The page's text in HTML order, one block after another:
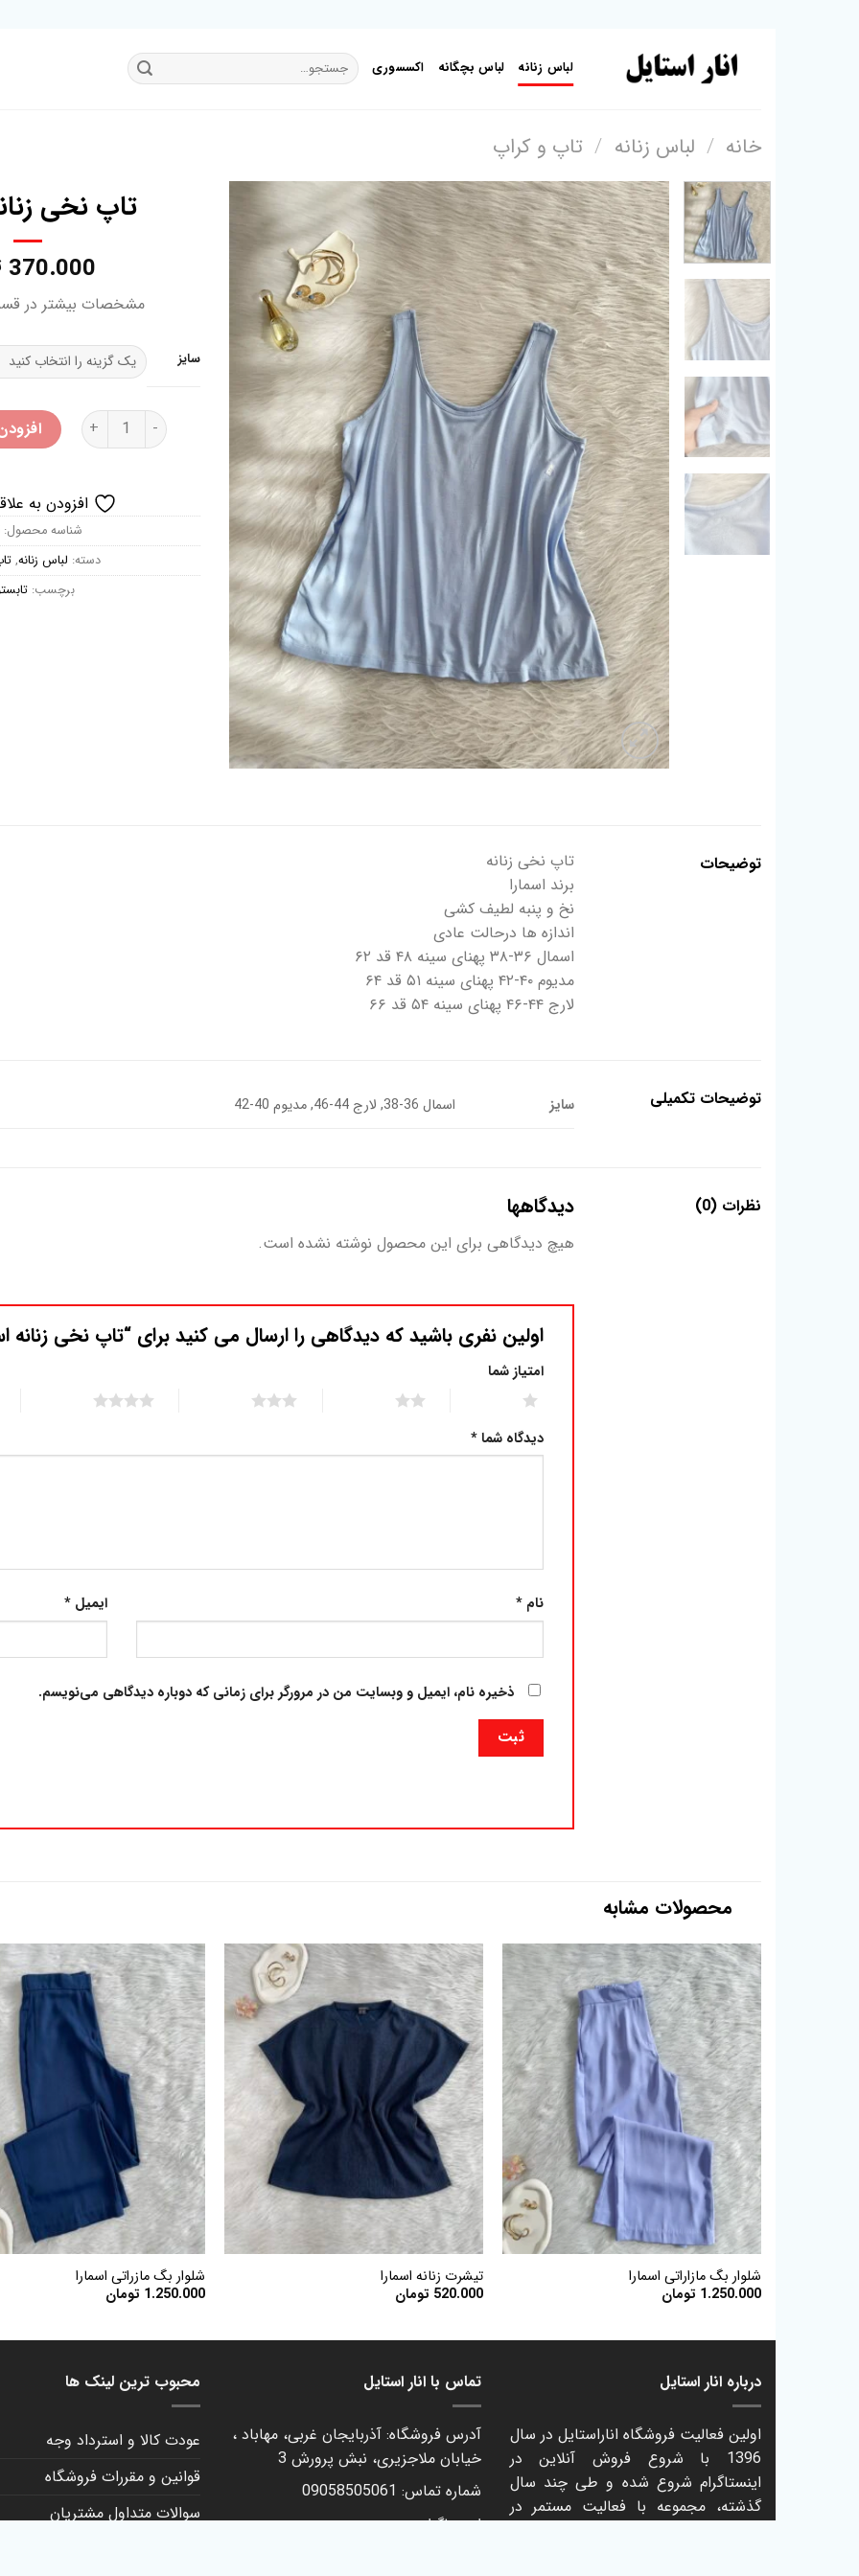
لباس زنانه لباس بچگانه اکسسوری
جستجو
برای:
خانه / لباس زنانه / تاپ و کراپ
به
علاقه
مندی
تاپ نخی
370.000
مشخصات بیشتر در
سایز
تاپ نخی زنانه اسمارا عدد
افزودن به
شناسه محصول:
دسته: لباس زنانه,
برچسب:
توضیحات
تاپ نخی زنانه
برند اسمارا
نخ و پنبه لطیف کشی
اندازه ها درحالت عادی
اسمال ۳۶-۳۸ پهنای سینه ۴۸ قد ۶۲
مدیوم ۴۰-۴۲ پهنای سینه ۵۱ قد ۶۴
لارج ۴۴-۴۶ پهنای سینه ۵۴ قد ۶۶
توضیحات تکمیلی سایز اسمال 36-38, لارج 44-46, مدیوم 40-42
نظرات (0) دیدگاهها
هیچ دیدگاهی برای این محصول نوشته نشده است.
اولین نفری باشید که دیدگاهی را ارسال می کنید برای “تاپ نخی زنانه
امتیاز شما
دیدگاه شما*
نام * ایمیل*
ذخیره نام، ایمیل و وبسایت من در مرورگر برای زمانی که دوباره دیدگاهی می‌نویسم.
محصولات مشابه
افزودن
به
علاقه
مندی
ها
+
شلوار بگ مازاراتی اسمارا
1.250.000 تومان
افزودن
علاقه
تیشرت زنانه اسمارا
520.000 تومان
شلوار بگ مازراتی اسمارا
1.250.000 تومان
درباره انار استایل
اولین فعالیت فروشگاه اناراستایل در سال
1396 با شروع فروش آنلاین در
اینستاگرام شروع شده و طی چند سال
گذشته، مجموعه با فعالیت مستمر در
تماس با انار استایل
آدرس فروشگاه: آذربایجان غربی، مهاباد ،
خیابان ملاجزیری، نبش پرورش 3
شماره تماس: 09058505061
اینستاگرام
محبوب ترین لینک ها
عودت کالا و استرداد وجه
قوانین و مقررات فروشگاه
سوالات متداول مشتریان